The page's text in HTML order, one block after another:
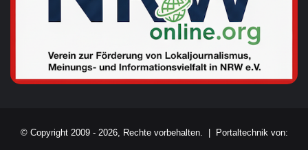
© Copyright 2009 - 2026, Rechte vorbehalten. | Portaltechnik von: